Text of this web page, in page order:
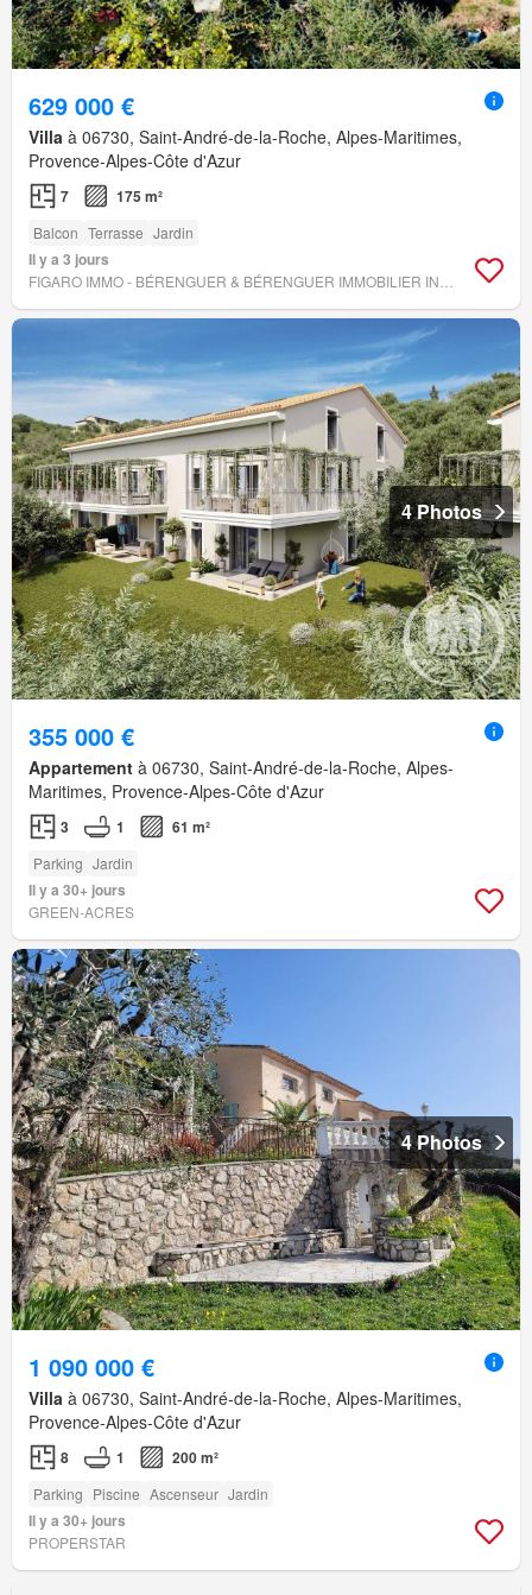
629 000 €
Villa à 06730, Saint-André-de-la-Roche, Alpes-Maritimes,
Provence-Alpes-Côte d'Azur
7 175 m²
Balcon Terrasse Jardin
Il y a 3 jours
4 Photos
355 000 €
Appartement à 06730, Saint-André-de-la-Roche, Alpes-
Maritimes, Provence-Alpes-Côte d'Azur
3 1 61 m²
Parking Jardin
Il y a 30+ jours
GREEN-ACRES
4 Photos
1 090 000 €
Villa à 06730, Saint-André-de-la-Roche, Alpes-Maritimes,
Provence-Alpes-Côte d'Azur
8 1 200 m²
Parking Piscine Ascenseur Jardin
Il y a 30+ jours
PROPERSTAR